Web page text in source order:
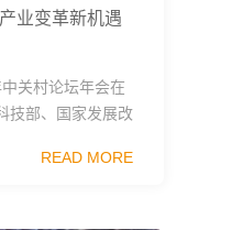
业变革新机遇
关村论坛年会在
技部、国家发展改
中国科协和北京市
READ MORE